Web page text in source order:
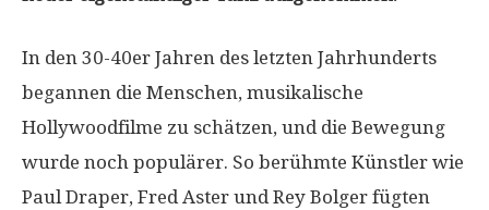
In den 30-40er Jahren des letzten Jahrhunderts
begannen die Menschen, musikalische
Hollywoodfilme zu schätzen, und die Bewegung
wurde noch populärer. So berühmte Künstler wie
Paul Draper, Fred Aster und Rey Bolger fügten